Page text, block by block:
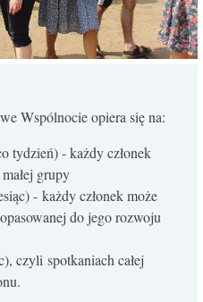
Wspólnocie opiera się na:
tydzień) - każdy członek
grupy
- każdy członek może
do jego rozwoju
czyli spotkaniach całej